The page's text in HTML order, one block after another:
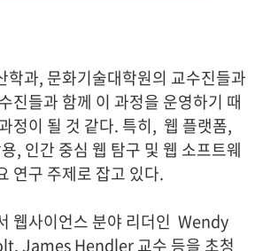
학과, 문화기술대학원의 교수진들과
진들과 함께 이 과정을 운영하기 때
정이 될 것 같다. 특히, 웹 플랫폼,
, 인간 중심 웹 탐구 및 웹 소프트웨
연구 주제로 잡고 있다.
웹사이언스 분야 리더인 Wendy
James Hendler 교수 등을 초청